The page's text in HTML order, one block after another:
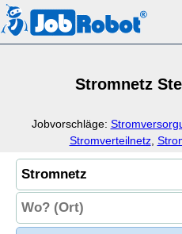
Stromnetz
Jobvorschläge:
Stromverteilnetz,